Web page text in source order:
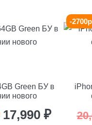
Green БУ в
нового
Первоначальная
17,990 ₽
-